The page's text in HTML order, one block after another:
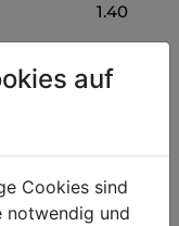
1.40
210
285
auf
Cookies sind
notwendig und